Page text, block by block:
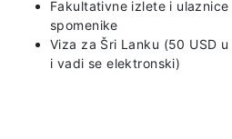
Fakultativne izlete i
spomenike
Viza za Šri Lanku (50 USD
i vadi se elektronski)